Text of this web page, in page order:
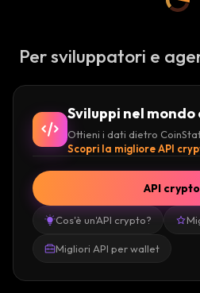
Per sviluppatori e
Sviluppi nel
Ottieni i dati dietro
Scopri la migliore API
Cos'è un'API crypto?
Migliori API per wallet
API crypto